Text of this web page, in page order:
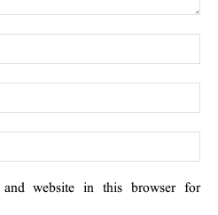
website in this browser for